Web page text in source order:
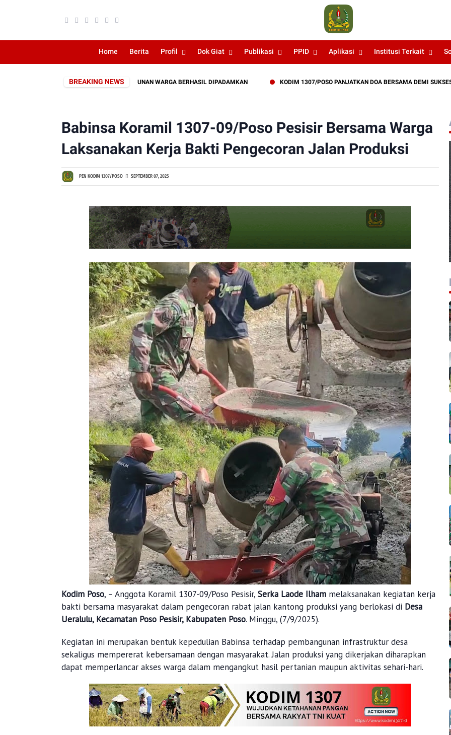
Home Berita Profil Dok Giat Publikasi PPID Aplikasi Institusi Terkait
BREAKING NEWS
KEBAKARAN LAHAN DEKAT PERKEBUNAN WARGA BERHASIL DIPADAMKAN KODIM 1307/POSO PANJATKAN DOA BERSAMA DEMI SUKSESNYA
Babinsa Koramil 1307-09/Poso Pesisir Bersama Warga
Laksanakan Kerja Bakti Pengecoran Jalan Produksi
PEN KODIM 1307/POSO SEPTEMBER 07, 2025
Kodim Poso, – Anggota Koramil 1307-09/Poso Pesisir, Serka Laode Ilham melaksanakan kegiatan kerja
bakti bersama masyarakat dalam pengecoran rabat jalan kantong produksi yang berlokasi di Desa
Ueralulu, Kecamatan Poso Pesisir, Kabupaten Poso. Minggu, (7/9/2025).
Kegiatan ini merupakan bentuk kepedulian Babinsa terhadap pembangunan infrastruktur desa
sekaligus mempererat kebersamaan dengan masyarakat. Jalan produksi yang dikerjakan diharapkan
dapat memperlancar akses warga dalam mengangkut hasil pertanian maupun aktivitas sehari-hari.